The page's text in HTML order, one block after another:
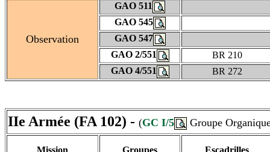
Observation
GAO 511
GAO 545
GAO 547
GAO 2/551
BR 210
GAO 4/551
BR 272
IIe Armée (FA 102) - (GC I/5 Groupe
Mission Groupes Escadrilles